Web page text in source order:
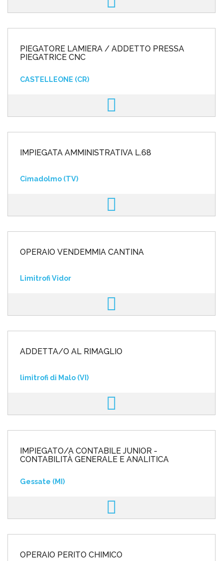
PIEGATORE LAMIERA / ADDETTO PRESSA
PIEGATRICE CNC
CASTELLEONE (CR)
IMPIEGATA AMMINISTRATIVA L.68
Cimadolmo (TV)
OPERAIO VENDEMMIA CANTINA
Limitrofi Vidor
ADDETTA/O AL RIMAGLIO
limitrofi di Malo (VI)
IMPIEGATO/A CONTABILE JUNIOR -
CONTABILITÀ GENERALE E ANALITICA
Gessate (MI)
OPERAIO PERITO CHIMICO